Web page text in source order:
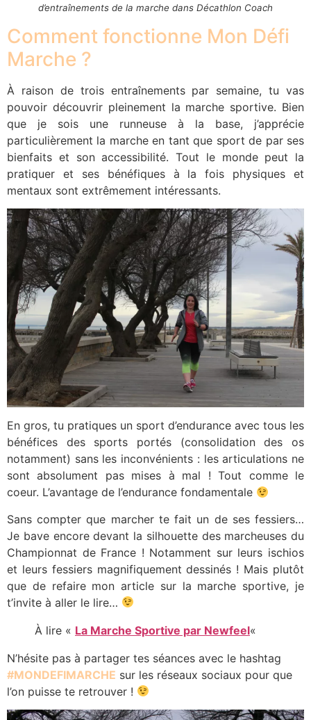
d’entraînements de la marche dans Décathlon Coach
Comment fonctionne Mon Défi
Marche ?
À raison de trois entraînements par semaine, tu vas
pouvoir découvrir pleinement la marche sportive. Bien
que je sois une runneuse à la base, j’apprécie
particulièrement la marche en tant que sport de par ses
bienfaits et son accessibilité. Tout le monde peut la
pratiquer et ses bénéfiques à la fois physiques et
mentaux sont extrêmement intéressants.
En gros, tu pratiques un sport d’endurance avec tous les
bénéfices des sports portés (consolidation des os
notamment) sans les inconvénients : les articulations ne
sont absolument pas mises à mal ! Tout comme le
coeur. L’avantage de l’endurance fondamentale
Sans compter que marcher te fait un de ses fessiers…
Je bave encore devant la silhouette des marcheuses du
Championnat de France ! Notamment sur leurs ischios
et leurs fessiers magnifiquement dessinés ! Mais plutôt
que de refaire mon article sur la marche sportive, je
t’invite à aller le lire…
À lire « La Marche Sportive par Newfeel«
N’hésite pas à partager tes séances avec le hashtag
#MONDEFIMARCHE sur les réseaux sociaux pour que
l’on puisse te retrouver !